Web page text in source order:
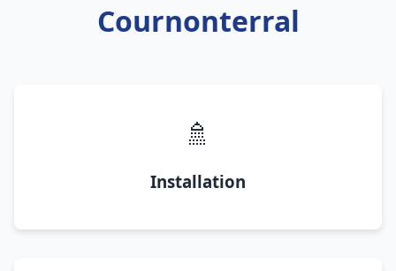
Cournonterral
🚿
Installation